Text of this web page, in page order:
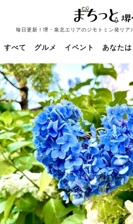
毎日更新！堺・泉北エリアのジモトミン発リア
すべて グルメ イベント あなた